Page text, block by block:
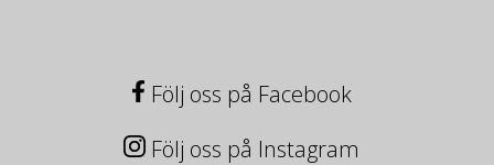
Följ oss på Facebook
Följ oss på Instagram